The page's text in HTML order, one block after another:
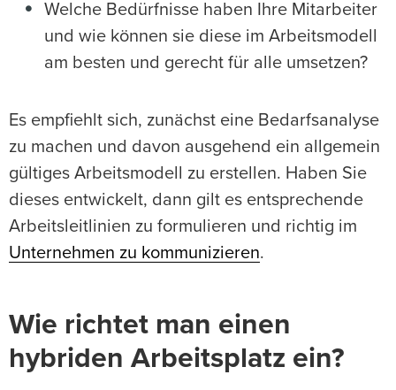
Welche Bedürfnisse haben Ihre Mitarbeiter
und wie können sie diese im Arbeitsmodell
am besten und gerecht für alle umsetzen?
Es empfiehlt sich, zunächst eine Bedarfsanalyse
zu machen und davon ausgehend ein allgemein
gültiges Arbeitsmodell zu erstellen. Haben Sie
dieses entwickelt, dann gilt es entsprechende
Arbeitsleitlinien zu formulieren und richtig im
Unternehmen zu kommunizieren.
Wie richtet man einen
hybriden Arbeitsplatz ein?